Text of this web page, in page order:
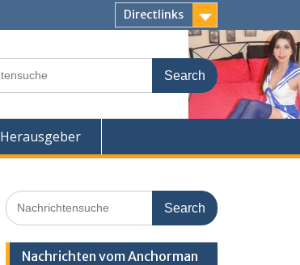
Directlinks
Herausgeber
Search
for:
Nachrichten vom Anchorman